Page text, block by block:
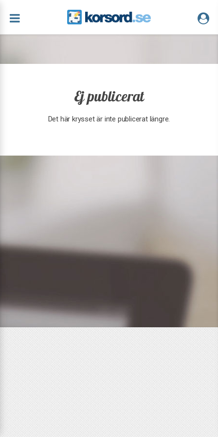
Ej publicerat
Det här krysset är inte publicerat längre.